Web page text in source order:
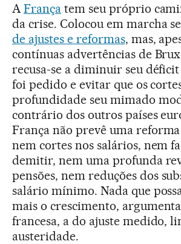
AFrançatem seu próprio
da crise. Colocou em marcha
de ajustes e reformas, mas,
contínuas advertências de
recusa-se a diminuir seu
foi pedido e evitar que os
profundidade seu mimado
contrário dos outros países
França não prevê uma
nem cortes nos salários, nem
demitir, nem uma profunda
pensões, nem reduções dos
salário mínimo. Nada que
mais o crescimento,
francesa, a do ajuste medido,
austeridade.